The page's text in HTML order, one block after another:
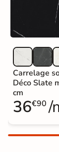
PAR
Carrelage
semi-poli
Carrelage
Carrelage
Déco Slate
cm
36€90 /